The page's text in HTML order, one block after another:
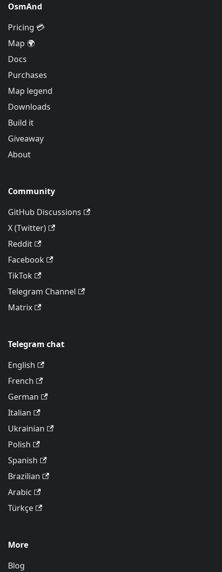
OsmAnd
Pricing 💳
Map 🌍
Docs
Purchases
Map legend
Downloads
Build it
Giveaway
About
Community
GitHub Discussions
X (Twitter)
Reddit
Facebook
TikTok
Telegram Channel
Matrix
Telegram chat
English
French
German
Italian
Ukrainian
Polish
Spanish
Brazilian
Arabic
Türkçe
More
Blog